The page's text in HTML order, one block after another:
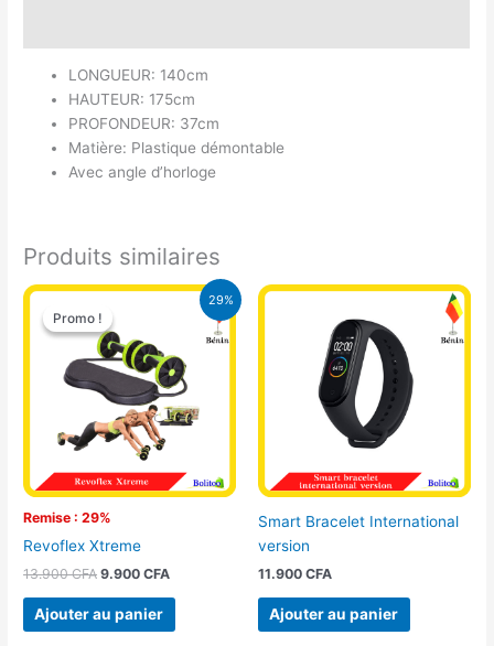
LONGUEUR: 140cm
HAUTEUR: 175cm
PROFONDEUR: 37cm
Matière: Plastique démontable
Avec angle d’horloge
Produits similaires
29%
Promo !
Remise : 29%
Promo !
Revoflex Xtreme
13.900CFA
Le
prix
initial
était :
13.900 CFA.
9.900CFA
Le
9.900 CFA.
Ajouter au panier
Smart Bracelet International
version
11.900 CFA
Ajouter au panier